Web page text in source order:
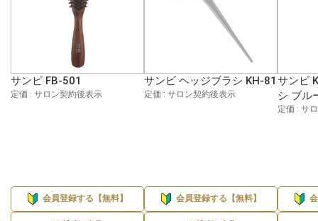
サンビ FB-501
定価 : サロン契約後表示
会員登録する【無料】
サンビ ヘッジブラシ KH-81
定価 : サロン契約後表示
会員登録する【無料】
サンビ
シ ブル
定価 : サ